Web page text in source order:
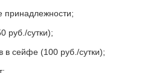
принадлежности;
руб./сутки);
в сейфе (100 руб./сутки);